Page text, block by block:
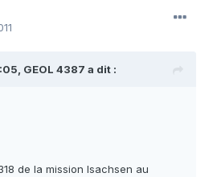
GEOL 4387 a dit :
de la mission Isachsen au